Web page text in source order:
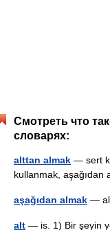
Смотреть что
словарях:
alttan almak — sert
kullanmak,
aşağıdan almak —
alt — is. 1) Bir şeyin